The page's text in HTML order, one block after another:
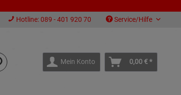
Hotline: 089 - 401 920 70 Service/Hilfe
Mein Konto 0,00 € *